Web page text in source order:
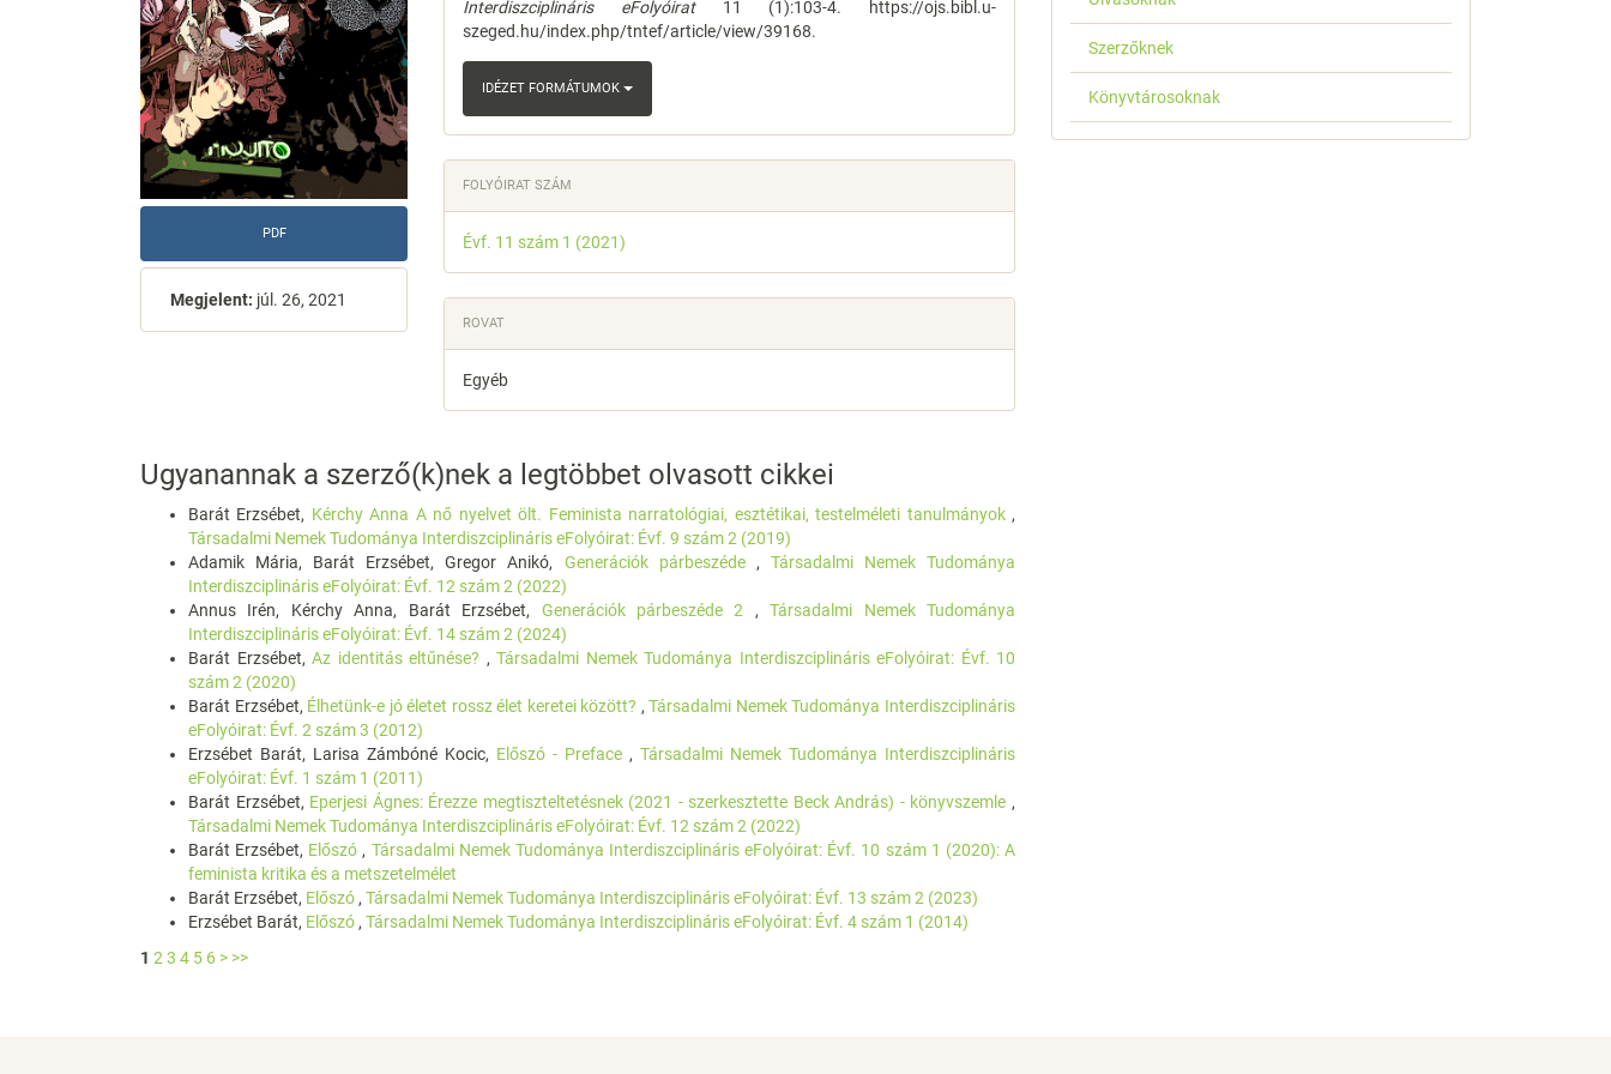
PDF
Megjelent: júl. 26, 2021
Interdiszciplináris eFolyóirat11 (1):103-4. https://ojs.bibl.u-
szeged.hu/index.php/tntef/article/view/39168.
IDÉZET FORMÁTUMOK
FOLYÓIRAT SZÁM
Évf. 11 szám 1 (2021)
ROVAT
Egyéb
Ugyanannak a szerző(k)nek a legtöbbet olvasott cikkei
Barát Erzsébet, Kérchy Anna A nő nyelvet ölt. Feminista narratológiai, esztétikai, testelméleti tanulmányok ,
Társadalmi Nemek Tudománya Interdiszciplináris eFolyóirat: Évf. 9 szám 2 (2019)
Adamik Mária, Barát Erzsébet, Gregor Anikó, Generációk párbeszéde , Társadalmi Nemek Tudománya
Interdiszciplináris eFolyóirat: Évf. 12 szám 2 (2022)
Annus Irén, Kérchy Anna, Barát Erzsébet, Generációk párbeszéde 2 ,Társadalmi Nemek Tudománya
Interdiszciplináris eFolyóirat: Évf. 14 szám 2 (2024)
Barát Erzsébet, Az identitás eltűnése? , Társadalmi Nemek Tudománya Interdiszciplináris eFolyóirat: Évf. 10
szám 2 (2020)
Barát Erzsébet, Élhetünk-e jó életet rossz élet keretei között? ,Társadalmi Nemek Tudománya Interdiszciplináris
eFolyóirat: Évf. 2 szám 3 (2012)
Erzsébet Barát, Larisa Zámbóné Kocic, Előszó - Preface , Társadalmi Nemek Tudománya Interdiszciplináris
eFolyóirat: Évf. 1 szám 1 (2011)
Barát Erzsébet, Eperjesi Ágnes: Érezze megtiszteltetésnek (2021 - szerkesztette Beck András) - könyvszemle ,
Társadalmi Nemek Tudománya Interdiszciplináris eFolyóirat: Évf. 12 szám 2 (2022)
Barát Erzsébet, Előszó , Társadalmi Nemek Tudománya Interdiszciplináris eFolyóirat: Évf. 10 szám 1 (2020): A
feminista kritika és a metszetelmélet
Barát Erzsébet, Előszó , Társadalmi Nemek Tudománya Interdiszciplináris eFolyóirat: Évf. 13 szám 2 (2023)
Erzsébet Barát, Előszó , Társadalmi Nemek Tudománya Interdiszciplináris eFolyóirat: Évf. 4 szám 1 (2014)
1 2 3 4 5 6 > >>
Szerzőknek
Könyvtárosoknak